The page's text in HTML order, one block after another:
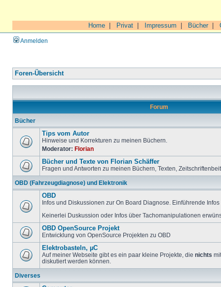
Home Privat Impressum Bücher|
Anmelden
Foren-Übersicht
Forum
Bücher
Tips vom Autor
Hinweise und Korrekturen zu meinen Büchern.
Moderator: Florian
Bücher und Texte von Florian Schäffer
Fragen und Antworten zu meinen Büchern, Texten,
OBD (Fahrzeugdiagnose) und Elektronik
OBD
Infos und Diskussionen zur On Board Diagnose. Einführende
Keinerlei Duskussion oder Infos über Tachomanipulationen
OBD OpenSource Projekt
Entwicklung von OpenSource Projekten zu OBD
Elektrobasteln, µC
Auf meiner Webseite gibt es ein paar kleine Projekte, die nichts
diskutiert werden können.
Diverses